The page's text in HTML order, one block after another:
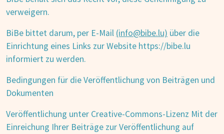
verweigern.
BiBe bittet darum, per E-Mail (info@bibe.lu) über die
Einrichtung eines Links zur Website https://bibe.lu
informiert zu werden.
Bedingungen für die Veröffentlichung von Beiträgen und
Dokumenten
Veröffentlichung unter Creative-Commons-Lizenz Mit der
Einreichung Ihrer Beiträge zur Veröffentlichung auf